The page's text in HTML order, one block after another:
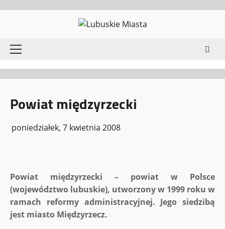
Menu
główne
Powiat międzyrzecki
poniedziałek, 7 kwietnia 2008
Powiat międzyrzecki – powiat w Polsce
(województwo lubuskie), utworzony w 1999 roku w
ramach reformy administracyjnej. Jego siedzibą
jest miasto Międzyrzecz.